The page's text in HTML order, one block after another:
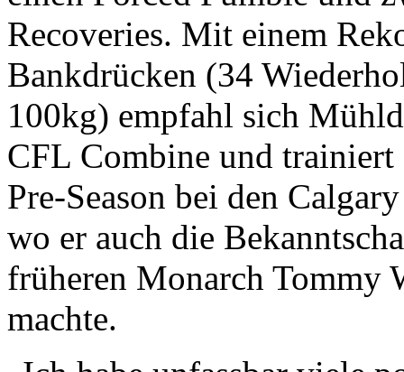
Recoveries. Mit einem
Bankdrücken (34
100kg) empfahl sich
CFL Combine und trainiert
Pre-Season bei den
wo er auch die
früheren Monarch Tommy
machte.